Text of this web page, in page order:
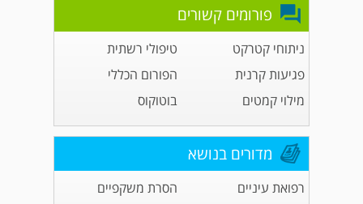
פורומים קשורים
ניתוחי קטרקט
טיפולי רשתית
פגיעות קרנית
הפורום הכללי
מילוי קמטים
בוטוקוס
מדורים בנושא
רפואת עיניים
הסרת משקפיים